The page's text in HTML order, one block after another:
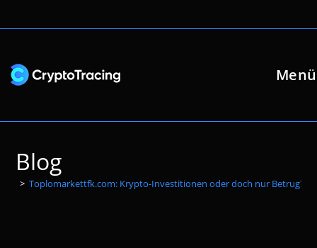
Inhalt
Menü
Blog
> Toplomarkettfk.com: Krypto-Investitionen oder doch nur Betrug?